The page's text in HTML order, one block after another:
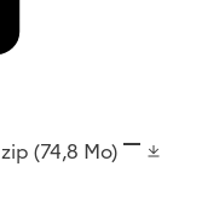
zip (74,8 Mo)